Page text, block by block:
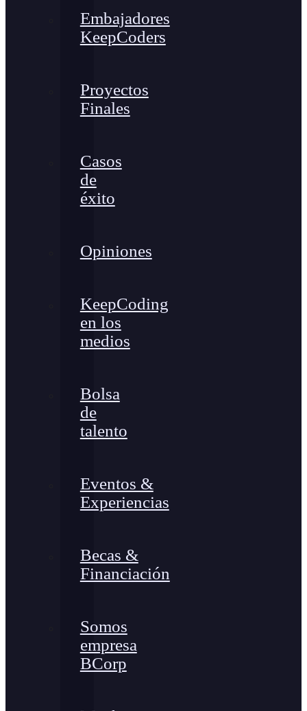
Embajadores
KeepCoders
Proyectos
Finales
Casos
de
éxito
Opiniones
KeepCoding
en los
medios
Bolsa
de
talento
Eventos &
Experiencias
Becas &
Financiación
Somos
empresa
BCorp